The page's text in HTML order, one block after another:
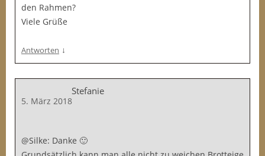
den Rahmen?
Viele Grüße
Antworten ↓
Stefanie
5. März 2018
@Silke: Danke 🙂